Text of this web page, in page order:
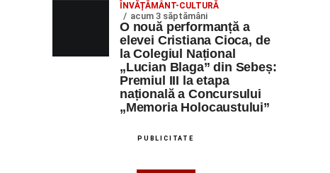
ÎNVĂȚĂMÂNT-CULTURĂ
acum 3 săptămâni
O nouă performanță a
elevei Cristiana Cioca, de
la Colegiul Național
„Lucian Blaga” din Sebeș:
Premiul III la etapa
națională a Concursului
„Memoria Holocaustului”
PUBLICITATE